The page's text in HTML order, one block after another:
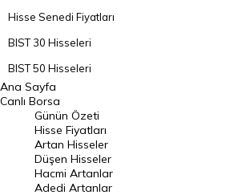
Hisse Senedi Fiyatları
BIST 30 Hisseleri
BIST 50 Hisseleri
BIST 100 Hisseleri
En Çok Artan Hisseler
En Çok Düşen Hisseler
Hacmi Artanlar
Ana Sayfa
Canlı Borsa
Günün Özeti
Hisse Fiyatları
Artan Hisseler
Düşen Hisseler
Hacmi Artanlar
Adedi Artanlar